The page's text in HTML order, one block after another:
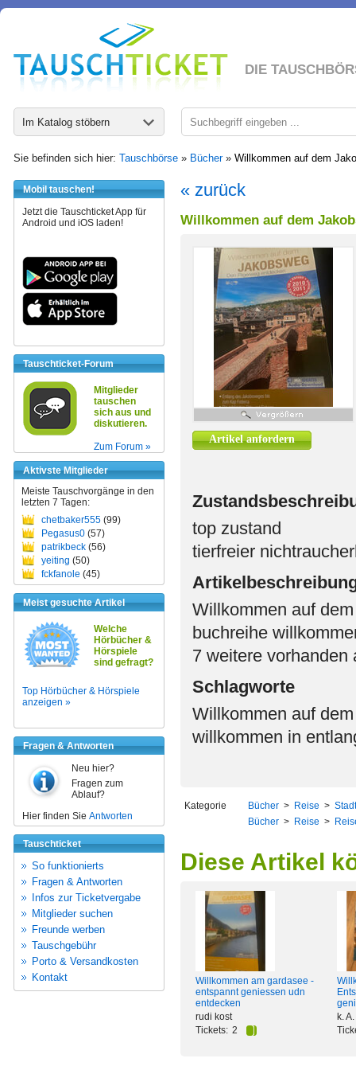
DIE
Im Katalog stöbern
Sie befinden sich hier: Tauschbörse » Bücher» Willkommen auf dem
Mobil tauschen!
Jetzt die Tauschticket App für
Android und iOS laden!
Tauschticket-Forum
Mitglieder
tauschen
sich aus und
diskutieren.
Zum Forum »
Aktivste Mitglieder
Meiste Tauschvorgänge in den
letzten 7 Tagen:
chetbaker555 (99)
Pegasus0 (57)
patrikbeck (56)
yeiting (50)
fckfanole (45)
Meist gesuchte Artikel
Welche
Hörbücher &
Hörspiele
sind gefragt?
Top Hörbücher & Hörspiele
anzeigen »
Fragen & Antworten
Neu hier?
Fragen zum
Ablauf?
Hier finden Sie Antworten
Tauschticket
So funktionierts
Fragen & Antworten
Infos zur Ticketvergabe
Mitglieder suchen
Freunde werben
Tauschgebühr
Porto & Versandkosten
Kontakt
« zurück
Willkommen auf dem
Artikel anfordern
top zustand
tierfreier
Willkommen auf
buchreihe
7 weitere vorhanden
Schlagworte
Willkommen auf
willkommen in
Kategorie Bücher > Reise >
Bücher > Reise >
Diese Artikel
Willkommen am gardasee -
entspannt geniessen udn
entdecken
rudi kost
Tickets: 2
k. A.